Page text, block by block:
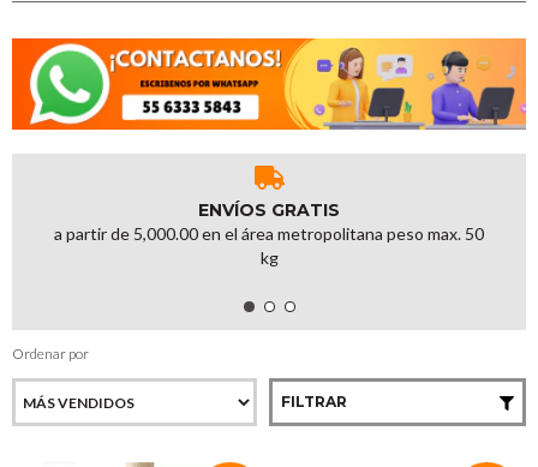
ENVÍOS GRATIS
a partir de 5,000.00 en el área metropolitana peso max. 50
kg
Ordenar por
FILTRAR